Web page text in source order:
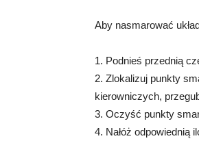
Aby nasmarować
1. Podnieś przednią
2. Zlokalizuj punkty
kierowniczych,
3. Oczyść punkty
4. Nałóż odpowiednią